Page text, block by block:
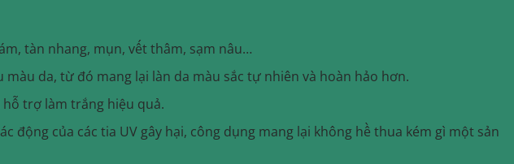
tàn nhang, mụn, vết thâm, sạm nâu…
màu da, từ đó mang lại làn da màu sắc tự nhiên và hoàn hảo hơn.
trợ làm trắng hiệu quả.
động của các tia UV gây hại, công dụng mang lại không hề thua kém gì một sản